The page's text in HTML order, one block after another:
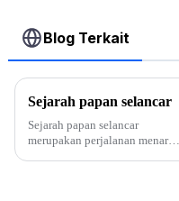
Blog Terkait
Sejarah papan selancar
Sejarah papan selancar
merupakan perjalanan menarik